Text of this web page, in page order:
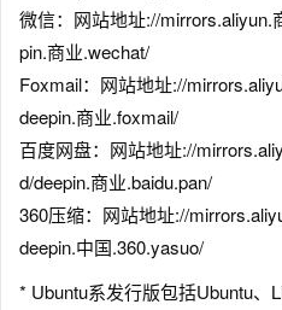
微信：网站地址://mirrors.aliyun.
pin.商业.wechat/
Foxmail：网站地址://
deepin.商业.foxmail/
百度网盘：网站地址://
d/deepin.商业.baidu.pan/
360压缩：网站地址://
deepin.中国.360.yasuo/
* Ubuntu系发行版包括Ubuntu、